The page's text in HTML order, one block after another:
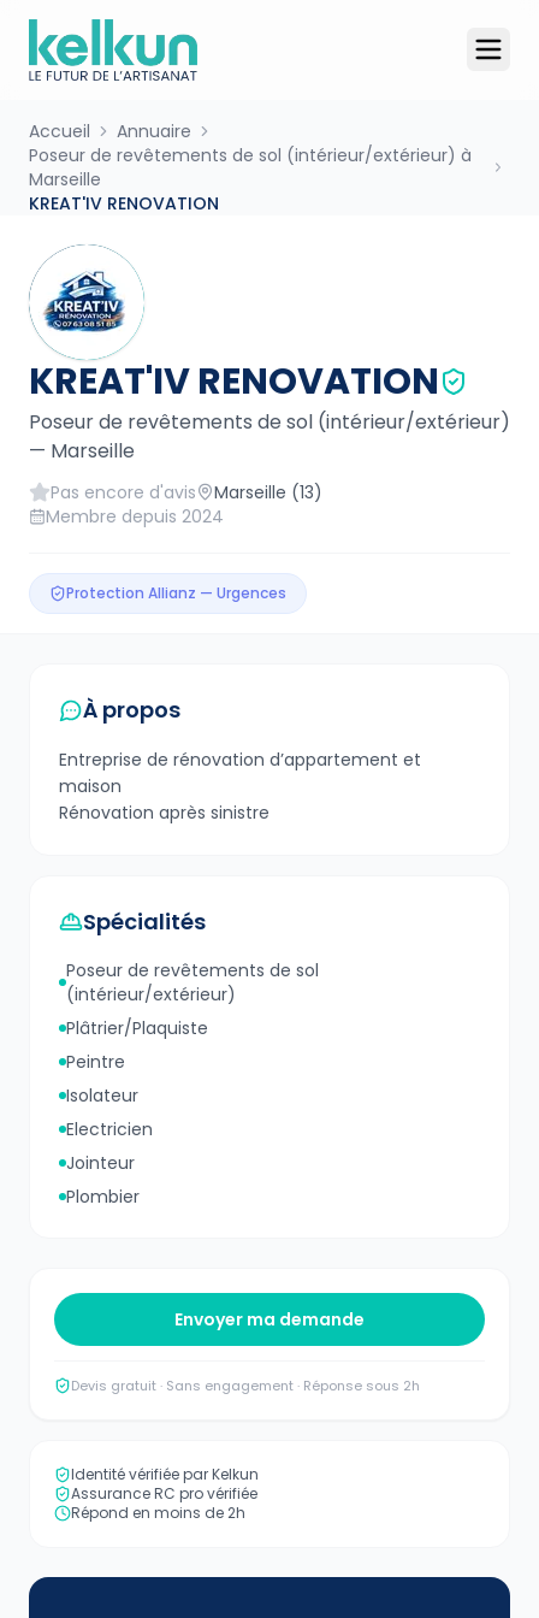
Accueil
Annuaire
Poseur de revêtements de sol (intérieur/extérieur) à
Marseille
KREAT'IV RENOVATION
KREAT'IV RENOVATION
Poseur de revêtements de sol (intérieur/extérieur)
— Marseille
Pas encore d'avis Marseille (13)
Membre depuis 2024
Protection Allianz — Urgences
À propos
Entreprise de rénovation d’appartement et
maison
Rénovation après sinistre
Spécialités
Poseur de revêtements de sol
(intérieur/extérieur)
Plâtrier/Plaquiste
Peintre
Isolateur
Electricien
Jointeur
Plombier
Envoyer ma demande
Devis gratuit · Sans engagement · Réponse sous 2h
Identité vérifiée par Kelkun
Assurance RC pro vérifiée
Répond en moins de 2h